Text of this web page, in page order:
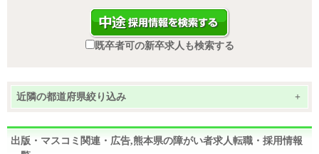
既卒者可の新卒求人も検索する
近隣の都道府県絞り込み +
出版・マスコミ関連・広告,熊本県の障がい者求人転職・採用情報